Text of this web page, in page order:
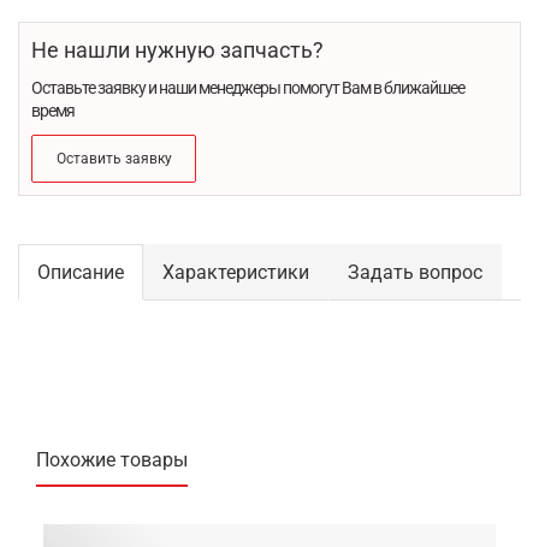
Не нашли нужную запчасть?
Оставьте заявку и наши менеджеры помогут Вам в ближайшее
время
Оставить заявку
Описание Характеристики Задать вопрос
Похожие товары